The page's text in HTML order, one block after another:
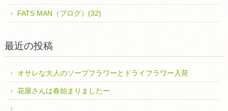
FATS MAN（ブログ）(32)
最近の投稿
オサレな大人のソープフラワーとドライフラワー入荷
花屋さんは春始まりましたー